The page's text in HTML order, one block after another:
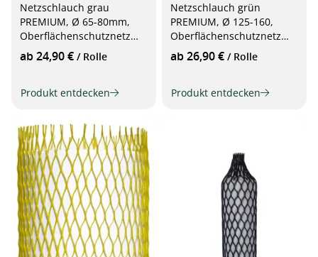
Netzschlauch grau
PREMIUM, Ø 65-80mm,
Oberflächenschutznetz
25m
ab 24,90 € / Rolle
Produkt entdecken
Netzschlauch grün
PREMIUM, Ø 125-160,
Oberflächenschutznetz
25m
ab 26,90 € / Rolle
Produkt entdecken